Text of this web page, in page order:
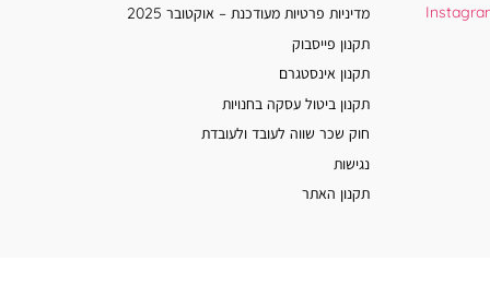
מדיניות פרטיות מעודכנת – אוקטובר 2025
תקנון פייסבוק
תקנון אינסטגרם
תקנון ביטול עסקה בחנויות
חוק שכר שווה לעובד ולעובדת
נגישות
תקנון האתר